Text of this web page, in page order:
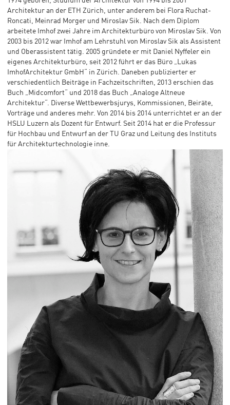
Architektur an der ETH Zürich, unter anderem bei Flora Ruchat-
Roncati, Meinrad Morger und Miroslav Sik. Nach dem Diplom
arbeitete Imhof zwei Jahre im Architekturbüro von Miroslav Sik. Von
2003 bis 2012 war Imhof am Lehrstuhl von Miroslav Sik als Assistent
und Oberassistent tätig. 2005 gründete er mit Daniel Nyffeler ein
eigenes Architekturbüro, seit 2012 führt er das Büro „Lukas
ImhofArchitektur GmbH“ in Zürich. Daneben publizierter er
verschiedentlich Beiträge in Fachzeitschriften, 2013 erschien das
Buch „Midcomfort“ und 2018 das Buch „Analoge Altneue
Architektur“. Diverse Wettbewerbsjurys, Kommissionen, Beiräte,
Vorträge und anderes mehr. Von 2014 bis 2014 unterrichtet er an der
HSLU Luzern als Dozent für Entwurf. Seit 2014 hat er die Professur
für Hochbau und Entwurf an der TU Graz und Leitung des Instituts
für Architekturtechnologie inne.